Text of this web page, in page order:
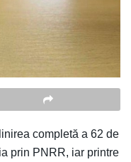
completă a 62 de
prin PNRR, iar printre